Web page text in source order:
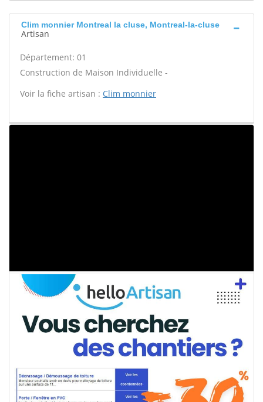
Clim monnier Montreal la cluse, Montreal-la-cluse
Artisan
Département: 01
Construction de Maison Individuelle -
Voir la fiche artisan : Clim monnier